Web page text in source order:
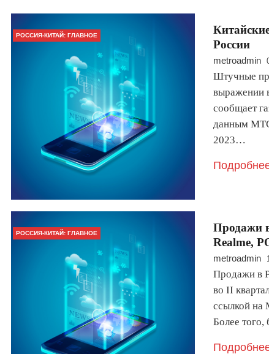
РОССИЯ-КИТАЙ: ГЛАВНОЕ
России
metroadmin
Штучные
выражении
сообщает
данным
2023…
РОССИЯ-КИТАЙ: ГЛАВНОЕ
Продажи
Realme,
metroadmin
Продажи в
во II
ссылкой на
Более